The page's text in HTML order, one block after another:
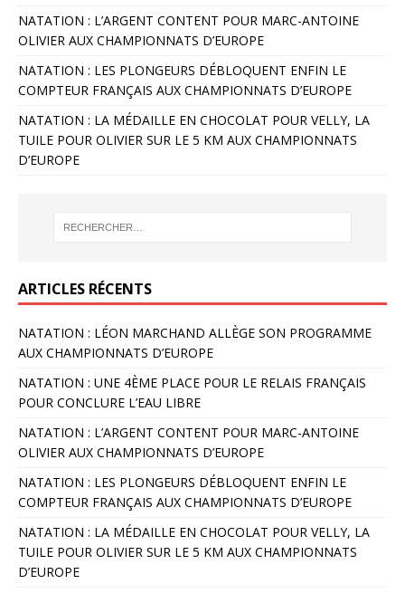
NATATION : L’ARGENT CONTENT POUR MARC-ANTOINE
OLIVIER AUX CHAMPIONNATS D’EUROPE
NATATION : LES PLONGEURS DÉBLOQUENT ENFIN LE
COMPTEUR FRANÇAIS AUX CHAMPIONNATS D’EUROPE
NATATION : LA MÉDAILLE EN CHOCOLAT POUR VELLY, LA
TUILE POUR OLIVIER SUR LE 5 KM AUX CHAMPIONNATS
D’EUROPE
ARTICLES RÉCENTS
NATATION : LÉON MARCHAND ALLÈGE SON PROGRAMME
AUX CHAMPIONNATS D’EUROPE
NATATION : UNE 4ÈME PLACE POUR LE RELAIS FRANÇAIS
POUR CONCLURE L’EAU LIBRE
NATATION : L’ARGENT CONTENT POUR MARC-ANTOINE
OLIVIER AUX CHAMPIONNATS D’EUROPE
NATATION : LES PLONGEURS DÉBLOQUENT ENFIN LE
COMPTEUR FRANÇAIS AUX CHAMPIONNATS D’EUROPE
NATATION : LA MÉDAILLE EN CHOCOLAT POUR VELLY, LA
TUILE POUR OLIVIER SUR LE 5 KM AUX CHAMPIONNATS
D’EUROPE